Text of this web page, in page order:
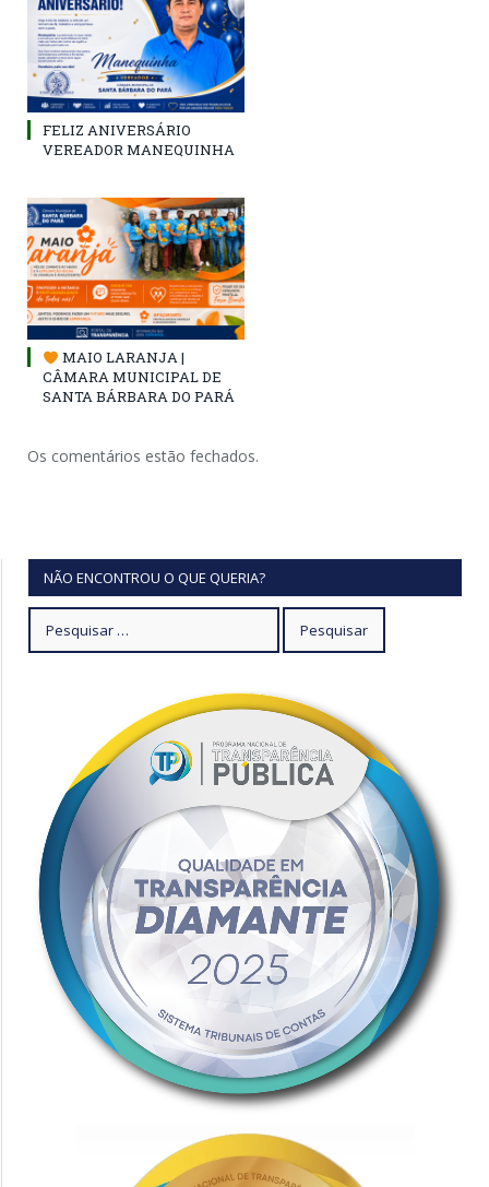
FELIZ ANIVERSÁRIO
VEREADOR MANEQUINHA
MAIO LARANJA |
CÂMARA MUNICIPAL DE
SANTA BÁRBARA DO PARÁ
Os comentários estão fechados.
NÃO ENCONTROU O QUE QUERIA?